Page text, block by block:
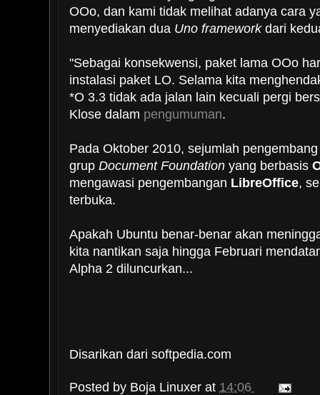
OOo, dan kami tidak melihat adanya cara
menyediakan dua Uno frameworkdari
"Sebagai konsekwensi, paket lama OOo
instalasi paket LO. Selama kita
*O 3.3 tidak ada jalan lain kecuali pergi
Klose dalam pengumuman.
Pada Oktober 2010, sejumlah
grup Document Foundation yang berbasis
mengawasi pengembangan LibreOffice,
terbuka.
Apakah Ubuntu benar-benar akan
kita nantikan saja hingga Februari
Alpha 2 diluncurkan...
Disarikan dari softpedia.com
Posted by Boja Linuxer at 14:06